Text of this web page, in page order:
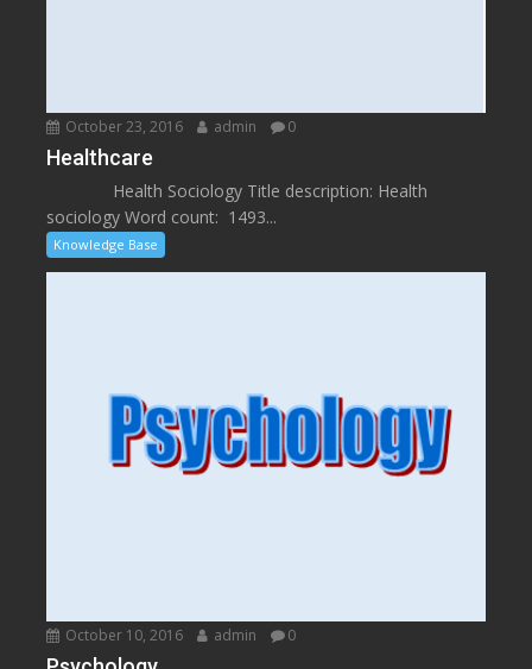
October 23, 2016 admin 0
Healthcare
Health Sociology Title description: Health
sociology Word count: 1493...
Knowledge Base
October 10, 2016 admin 0